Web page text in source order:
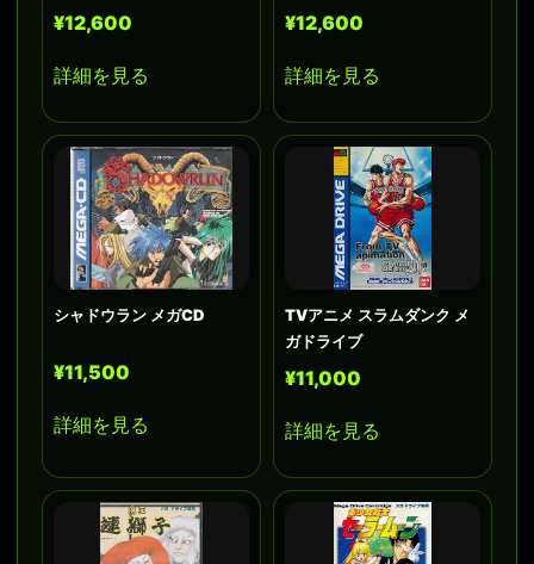
¥12,600
詳細を見る
¥12,600
詳細を見る
シャドウラン メガCD
¥11,500
詳細を見る
TVアニメ スラムダンク メ
ガドライブ
¥11,000
詳細を見る